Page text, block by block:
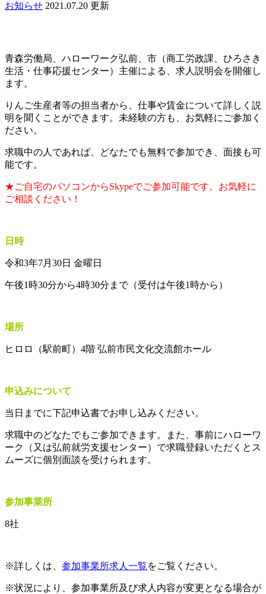
お知らせ 2021.07.20 更新
青森労働局、ハローワーク弘前、市（商工労政課、ひろさき
生活・仕事応援センター）主催による、求人説明会を開催し
ます。
りんご生産者等の担当者から、仕事や賃金について詳しく説
明を聞くことができます。未経験の方も、お気軽にご参加く
ださい。
求職中の人であれば、どなたでも無料で参加でき、面接も可
能です。
★ご自宅のパソコンからSkypeでご参加可能です。お気軽に
ご相談ください！
日時
令和3年7月30日 金曜日
午後1時30分から4時30分まで（受付は午後1時から）
場所
ヒロロ（駅前町）4階 弘前市民文化交流館ホール
申込みについて
当日までに下記申込書でお申し込みください。
求職中のどなたでもご参加できます。また、事前にハローワ
ーク（又は弘前就労支援センター）で求職登録いただくとス
ムーズに個別面談を受けられます。
参加事業所
8社
※詳しくは、 参加事業所求人一覧をご覧ください。
※状況により、参加事業所及び求人内容が変更となる場合が